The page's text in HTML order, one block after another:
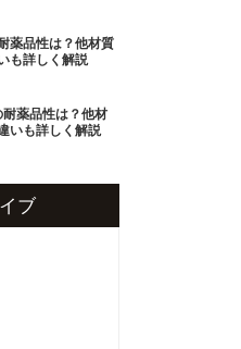
薬品性は？他材質
も詳しく解説
耐薬品性は？他材
いも詳しく解説
ブ